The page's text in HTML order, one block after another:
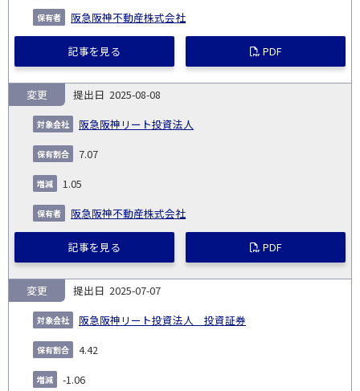
阪急阪神不動産株式会社
記事を見る PDF
2025-08-08
阪急阪神リート投資法人
変更
7.07
1.05
阪急阪神不動産株式会社
記事を見る PDF
2025-07-07
阪急阪神リート投資法人 投資証券
変更
4.42
-1.06